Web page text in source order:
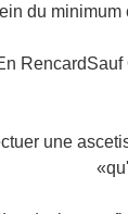
du minimum
En
une